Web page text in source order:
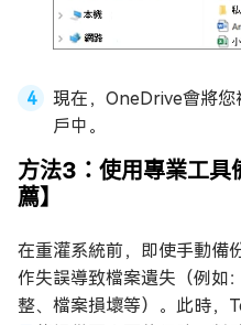
現在，OneDrive會將
戶中。
方法3：使用專業工
薦】
在重灌系統前，即使手動備
作失誤導致檔案遺失（例如
整、檔案損壞等）。此時，